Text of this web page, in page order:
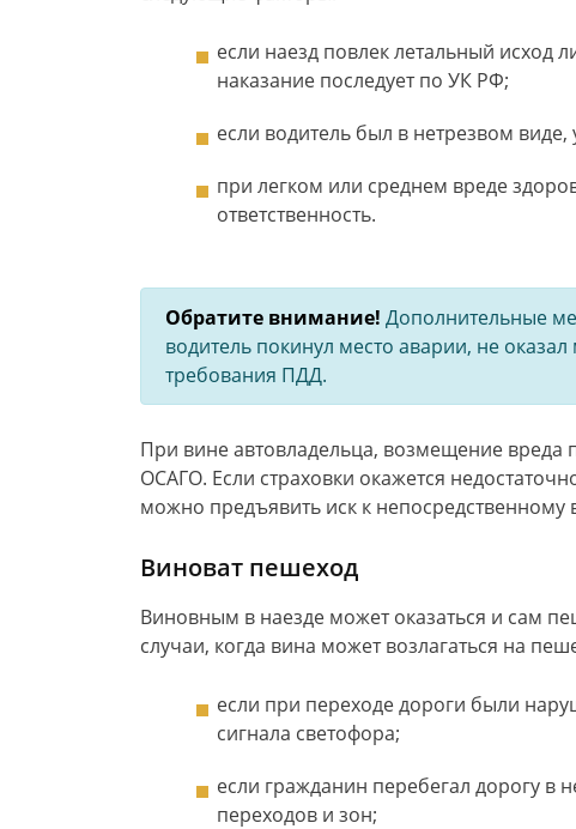
если наезд повлек летальный исход
наказание последует по УК РФ;
если водитель был в нетрезвом
при легком или среднем вреде
ответственность.
Обратите внимание! Дополнительные
водитель покинул место аварии, не
требования ПДД.
При вине автовладельца, возмещение вреда
ОСАГО. Если страховки окажется
можно предъявить иск к непосредственному
Виноват пешеход
Виновным в наезде может оказаться и сам
случаи, когда вина может возлагаться на
если при переходе дороги были
сигнала светофора;
если гражданин перебегал дорогу в
переходов и зон;